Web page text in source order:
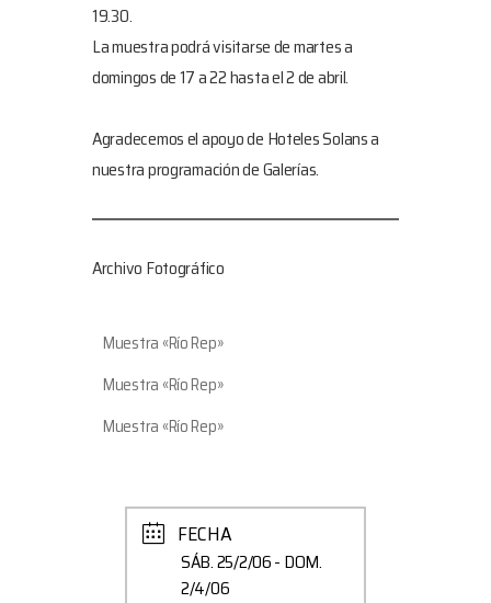
19.30.
La muestra podrá visitarse de martes a
domingos de 17 a 22 hasta el 2 de abril.
Agradecemos el apoyo de Hoteles Solans a
nuestra programación de Galerías.
Archivo Fotográfico
Muestra «Río Rep»
Muestra «Río Rep»
Muestra «Río Rep»
FECHA
SÁB. 25/2/06- DOM.
2/4/06